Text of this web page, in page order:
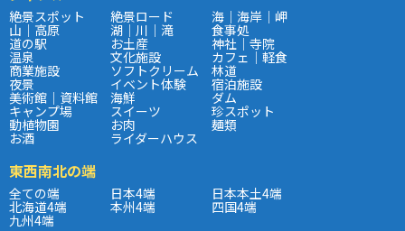
絶景スポット 絶景ロード 海｜海岸｜岬
山｜高原 湖｜川｜滝 食事処
道の駅 お土産 神社｜寺院
温泉 文化施設 カフェ｜軽食
商業施設 ソフトクリーム 林道
夜景 イベント体験 宿泊施設
美術館｜資料館 海鮮 ダム
キャンプ場 スイーツ 珍スポット
動植物園 お肉 麺類
お酒 ライダーハウス
東西南北の端
全ての端 日本4端 日本本土4端
北海道4端 本州4端 四国4端
九州4端